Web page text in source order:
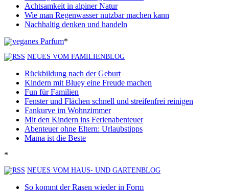
Achtsamkeit in alpiner Natur
Wie man Regenwasser nutzbar machen kann
Nachhaltig denken und handeln
*
NEUES VOM FAMILIENBLOG
Rückbildung nach der Geburt
Kindern mit Bluey eine Freude machen
Fun für Familien
Fenster und Flächen schnell und streifenfrei reinigen
Fankurve im Wohnzimmer
Mit den Kindern ins Ferienabenteuer
Abenteuer ohne Eltern: Urlaubstipps
Mama ist die Beste
*
NEUES VOM HAUS- UND GARTENBLOG
So kommt der Rasen wieder in Form